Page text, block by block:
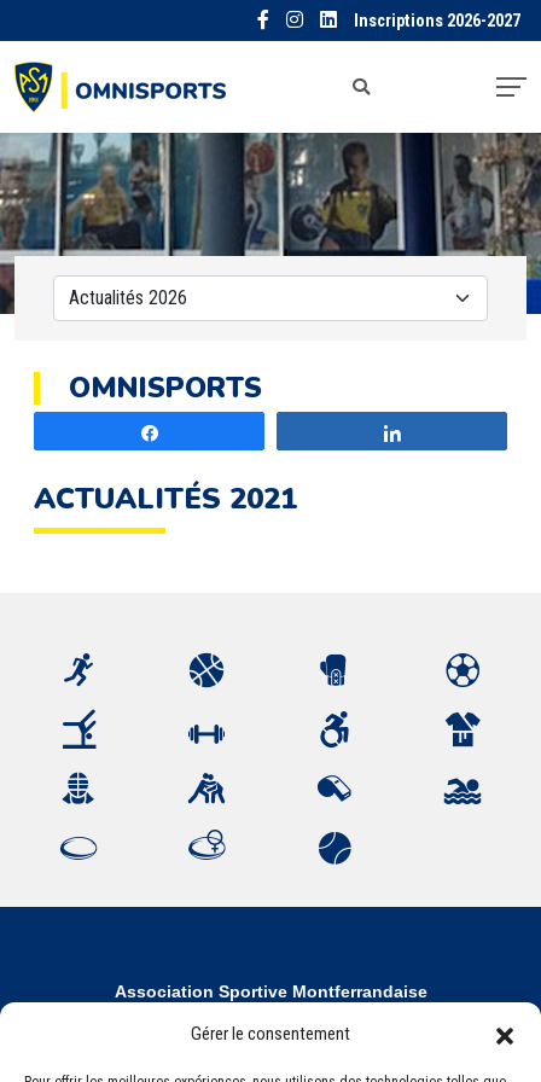
Gérer le consentement
Inscriptions 2026-2027
OMNISPORTS
ACTUALITÉS 2021
Association Sportive Montferrandaise
CS 80221 - 63021 Clermont-Ferrand Cedex 2